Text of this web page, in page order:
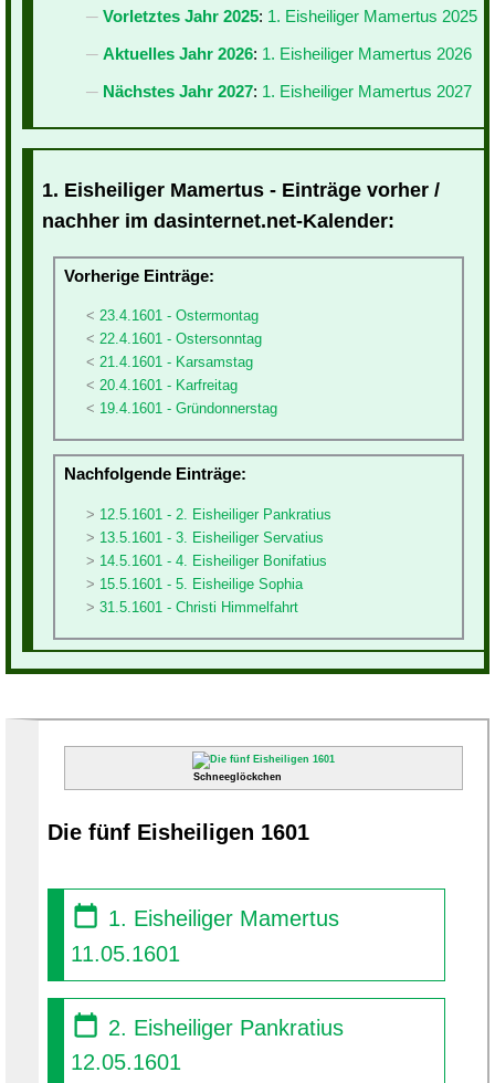
Vorletztes Jahr 2025: 1. Eisheiliger Mamertus 2025
Aktuelles Jahr 2026: 1. Eisheiliger Mamertus 2026
Nächstes Jahr 2027: 1. Eisheiliger Mamertus 2027
1. Eisheiliger Mamertus - Einträge vorher /
nachher im dasinternet.net-Kalender:
Vorherige Einträge:
23.4.1601 - Ostermontag
22.4.1601 - Ostersonntag
21.4.1601 - Karsamstag
20.4.1601 - Karfreitag
19.4.1601 - Gründonnerstag
Nachfolgende Einträge:
12.5.1601 - 2. Eisheiliger Pankratius
13.5.1601 - 3. Eisheiliger Servatius
14.5.1601 - 4. Eisheiliger Bonifatius
15.5.1601 - 5. Eisheilige Sophia
31.5.1601 - Christi Himmelfahrt
Schneeglöckchen
Die fünf Eisheiligen 1601
1. Eisheiliger Mamertus
11.05.1601
2. Eisheiliger Pankratius
12.05.1601